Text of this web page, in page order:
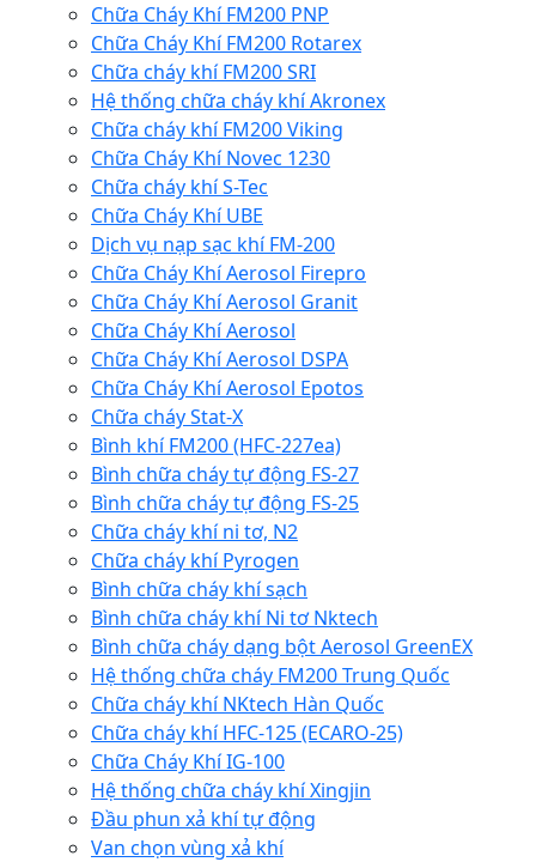
Chữa Cháy Khí FM200 PNP
Chữa Cháy Khí FM200 Rotarex
Chữa cháy khí FM200 SRI
Hệ thống chữa cháy khí Akronex
Chữa cháy khí FM200 Viking
Chữa Cháy Khí Novec 1230
Chữa cháy khí S-Tec
Chữa Cháy Khí UBE
Dịch vụ nạp sạc khí FM-200
Chữa Cháy Khí Aerosol Firepro
Chữa Cháy Khí Aerosol Granit
Chữa Cháy Khí Aerosol
Chữa Cháy Khí Aerosol DSPA
Chữa Cháy Khí Aerosol Epotos
Chữa cháy Stat-X
Bình khí FM200 (HFC-227ea)
Bình chữa cháy tự động FS-27
Bình chữa cháy tự động FS-25
Chữa cháy khí ni tơ, N2
Chữa cháy khí Pyrogen
Bình chữa cháy khí sạch
Bình chữa cháy khí Ni tơ Nktech
Bình chữa cháy dạng bột Aerosol GreenEX
Hệ thống chữa cháy FM200 Trung Quốc
Chữa cháy khí NKtech Hàn Quốc
Chữa cháy khí HFC-125 (ECARO-25)
Chữa Cháy Khí IG-100
Hệ thống chữa cháy khí Xingjin
Đầu phun xả khí tự động
Van chọn vùng xả khí